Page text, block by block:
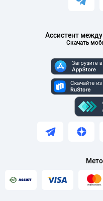
Ассистент
Скачать